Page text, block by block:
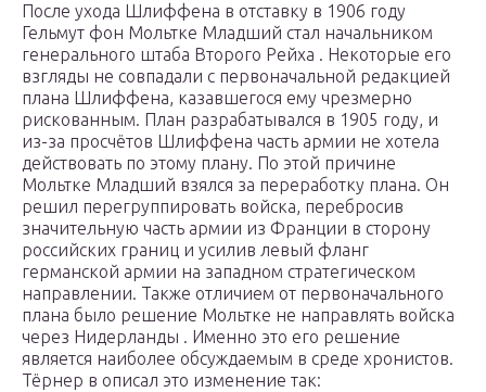
После ухода Шлиффена в отставку в 1906 году
Гельмут фон Мольтке Младший стал начальником
генерального штаба Второго Рейха . Некоторые его
взгляды не совпадали с первоначальной редакцией
плана Шлиффена, казавшегося ему чрезмерно
рискованным. План разрабатывался в 1905 году, и
из-за просчётов Шлиффена часть армии не хотела
действовать по этому плану. По этой причине
Мольтке Младший взялся за переработку плана. Он
решил перегруппировать войска, перебросив
значительную часть армии из Франции в сторону
российских границ и усилив левый фланг
германской армии на западном стратегическом
направлении. Также отличием от первоначального
плана было решение Мольтке не направлять войска
через Нидерланды . Именно это его решение
является наиболее обсуждаемым в среде хронистов.
Тёрнер в описал это изменение так: